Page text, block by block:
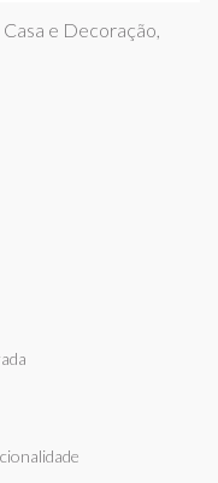
Casa e Decoração,